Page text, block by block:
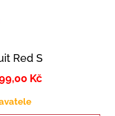
Red S
Kč